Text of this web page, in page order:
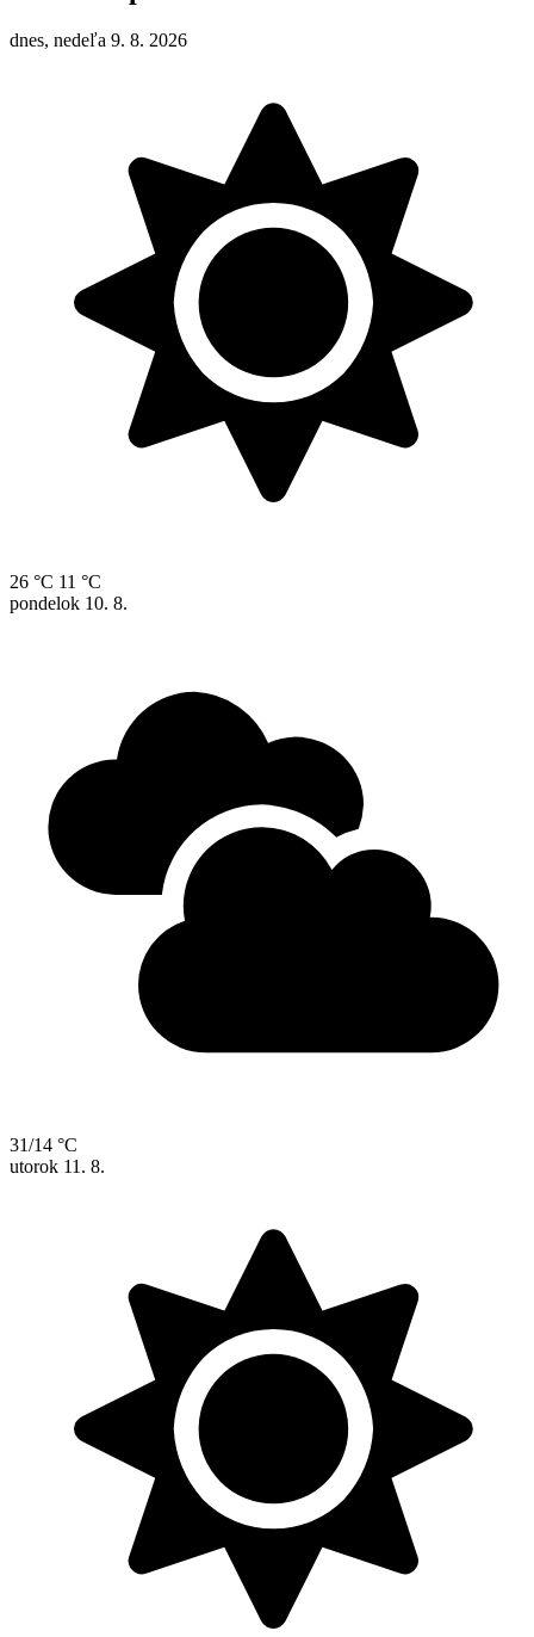
dnes, nedeľa 9. 8. 2026
26 °C 11 °C
pondelok 10. 8.
31/14 °C
utorok 11. 8.